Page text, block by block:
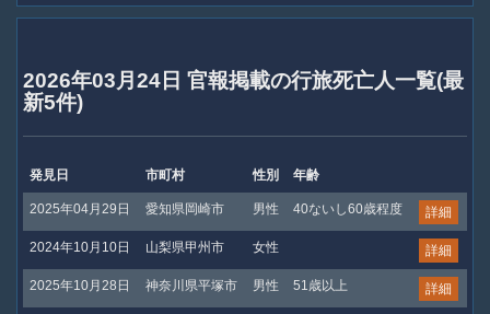
2026年03月24日 官報掲載の行旅死亡人一覧(最
新5件)
発見日 市町村 性別 年齢
2025年04月29日 愛知県岡崎市 男性 40ないし60歳程度 詳細
2024年10月10日 山梨県甲州市 女性 詳細
2025年10月28日 神奈川県平塚市 男性 51歳以上 詳細